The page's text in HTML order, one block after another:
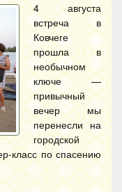
4 августа
встреча в
Ковчеге
прошла в
необычном
ключе —
привычный
вечер мы
перенесли на
городской
класс по спасению